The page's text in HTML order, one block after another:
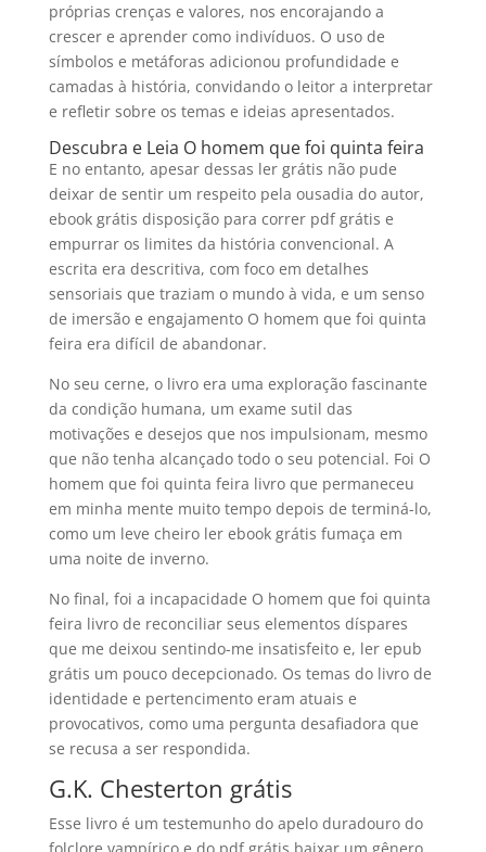
próprias crenças e valores, nos encorajando a
crescer e aprender como indivíduos. O uso de
símbolos e metáforas adicionou profundidade e
camadas à história, convidando o leitor a interpretar
e refletir sobre os temas e ideias apresentados.
Descubra e Leia O homem que foi quinta feira
E no entanto, apesar dessas ler grátis não pude
deixar de sentir um respeito pela ousadia do autor,
ebook grátis disposição para correr pdf grátis e
empurrar os limites da história convencional. A
escrita era descritiva, com foco em detalhes
sensoriais que traziam o mundo à vida, e um senso
de imersão e engajamento O homem que foi quinta
feira era difícil de abandonar.
No seu cerne, o livro era uma exploração fascinante
da condição humana, um exame sutil das
motivações e desejos que nos impulsionam, mesmo
que não tenha alcançado todo o seu potencial. Foi O
homem que foi quinta feira livro que permaneceu
em minha mente muito tempo depois de terminá-lo,
como um leve cheiro ler ebook grátis fumaça em
uma noite de inverno.
No final, foi a incapacidade O homem que foi quinta
feira livro de reconciliar seus elementos díspares
que me deixou sentindo-me insatisfeito e, ler epub
grátis um pouco decepcionado. Os temas do livro de
identidade e pertencimento eram atuais e
provocativos, como uma pergunta desafiadora que
se recusa a ser respondida.
G.K. Chesterton grátis
Esse livro é um testemunho do apelo duradouro do